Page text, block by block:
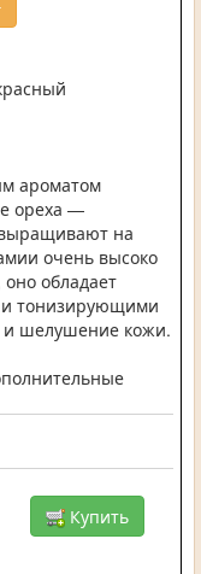
ароматом
ореха —
на
очень высоко
обладает
тонизирующими
и шелушение кожи.
Купить